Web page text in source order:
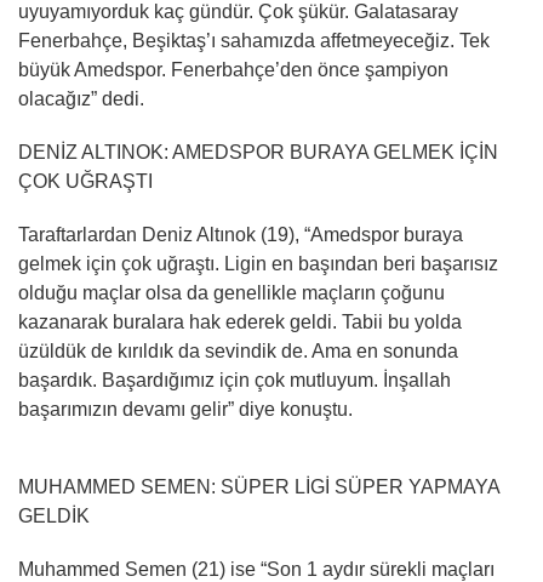
uyuyamıyorduk kaç gündür. Çok şükür. Galatasaray
Fenerbahçe, Beşiktaş’ı sahamızda affetmeyeceğiz. Tek
büyük Amedspor. Fenerbahçe’den önce şampiyon
olacağız” dedi.
DENİZ ALTINOK: AMEDSPOR BURAYA GELMEK İÇİN
ÇOK UĞRAŞTI
Taraftarlardan Deniz Altınok (19), “Amedspor buraya
gelmek için çok uğraştı. Ligin en başından beri başarısız
olduğu maçlar olsa da genellikle maçların çoğunu
kazanarak buralara hak ederek geldi. Tabii bu yolda
üzüldük de kırıldık da sevindik de. Ama en sonunda
başardık. Başardığımız için çok mutluyum. İnşallah
başarımızın devamı gelir” diye konuştu.
MUHAMMED SEMEN: SÜPER LİGİ SÜPER YAPMAYA
GELDİK
Muhammed Semen (21) ise “Son 1 aydır sürekli maçları